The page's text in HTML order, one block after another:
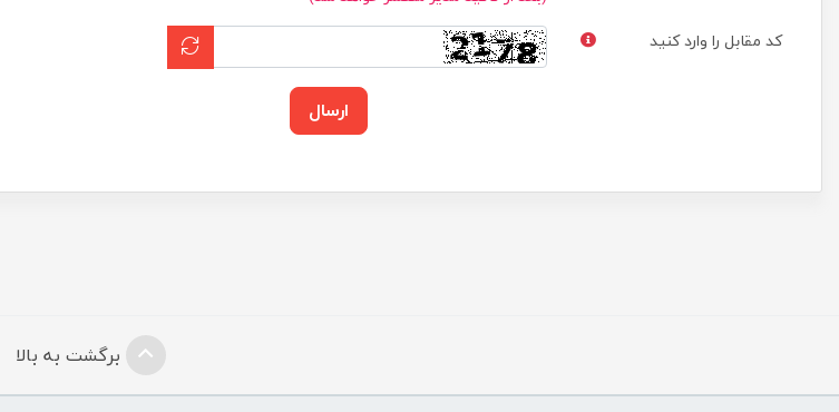
کد مقابل را وارد کنید
ارسال
برگشت به بالا